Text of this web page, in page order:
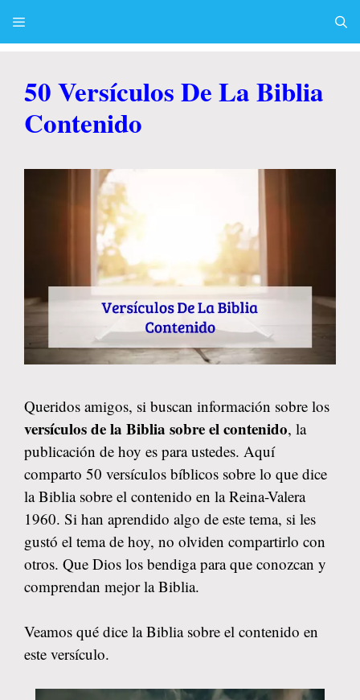
50 Versículos De La Biblia
Contenido
Queridos amigos, si buscan información sobre los
versículos de la Biblia sobre el contenido, la
publicación de hoy es para ustedes. Aquí
comparto 50 versículos bíblicos sobre lo que dice
la Biblia sobre el contenido en la Reina-Valera
1960. Si han aprendido algo de este tema, si les
gustó el tema de hoy, no olviden compartirlo con
otros. Que Dios los bendiga para que conozcan y
comprendan mejor la Biblia.
Veamos qué dice la Biblia sobre el contenido en
este versículo.